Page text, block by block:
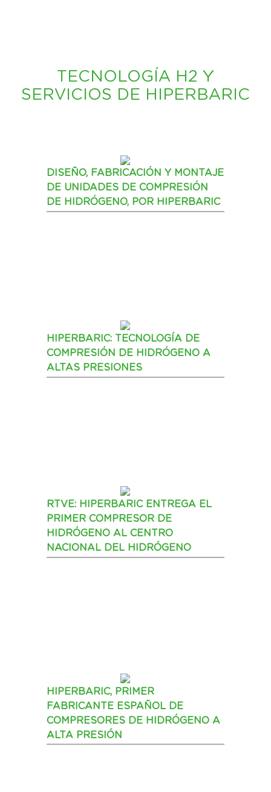
TECNOLOGÍA H2 Y
SERVICIOS DE HIPERBARIC
DISEÑO, FABRICACIÓN Y MONTAJE
DE UNIDADES DE COMPRESIÓN
DE HIDRÓGENO, POR HIPERBARIC
HIPERBARIC: TECNOLOGÍA DE
COMPRESIÓN DE HIDRÓGENO A
ALTAS PRESIONES
RTVE: HIPERBARIC ENTREGA EL
PRIMER COMPRESOR DE
HIDRÓGENO AL CENTRO
NACIONAL DEL HIDRÓGENO
HIPERBARIC, PRIMER
FABRICANTE ESPAÑOL DE
COMPRESORES DE HIDRÓGENO A
ALTA PRESIÓN